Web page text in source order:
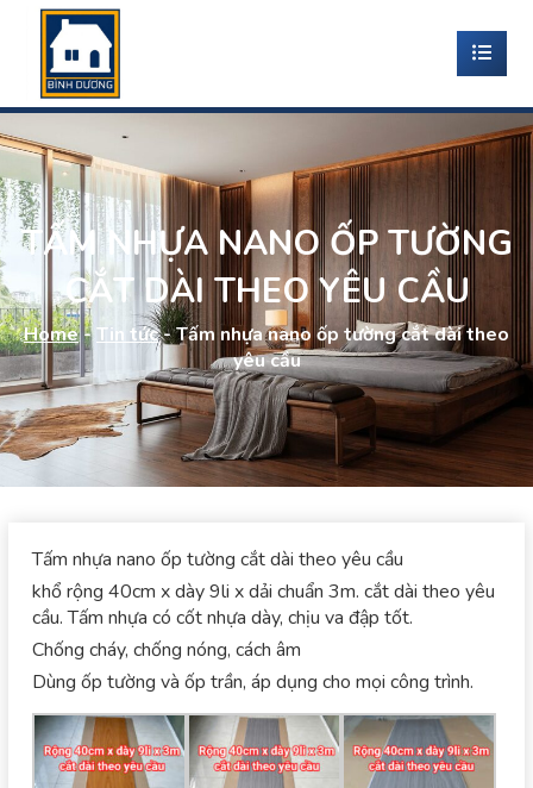
TẤM NHỰA NANO ỐP TƯỜNG
CẮT DÀI THEO YÊU CẦU
Home-Tin tức-Tấm nhựa nano ốp tường cắt dài theo
yêu cầu
Tấm nhựa nano ốp tường cắt dài theo yêu cầu
khổ rộng 40cm x dày 9li x dải chuẩn 3m. cắt dài theo yêu
cầu. Tấm nhựa có cốt nhựa dày, chịu va đập tốt.
Chống cháy, chống nóng, cách âm
Dùng ốp tường và ốp trần, áp dụng cho mọi công trình.